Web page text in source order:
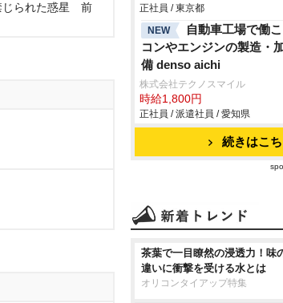
じられた惑星 前
正社員 / 東京都
NEW
自動車工場で働
コンやエンジンの製造・
備 denso aichi
株式会社テクノスマイル
時給1,800円
正社員 / 派遣社員 / 愛知県
続きはこ
茶葉で一目瞭然の浸透力！味
違いに衝撃を受ける水とは
オリコンタイアップ特集